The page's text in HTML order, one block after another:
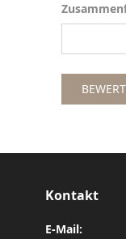
Kontakt
E-Mail: